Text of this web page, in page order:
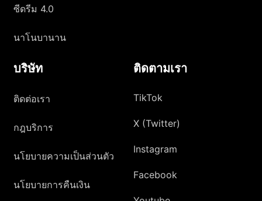
ซีดรีม 4.0
นาโนบานาน
บริษัท
ติดต่อเรา
กฎบริการ
นโยบายความเป็นส่วนตัว
นโยบายการคืนเงิน
ติดตามเรา
TikTok
X (Twitter)
Instagram
Facebook